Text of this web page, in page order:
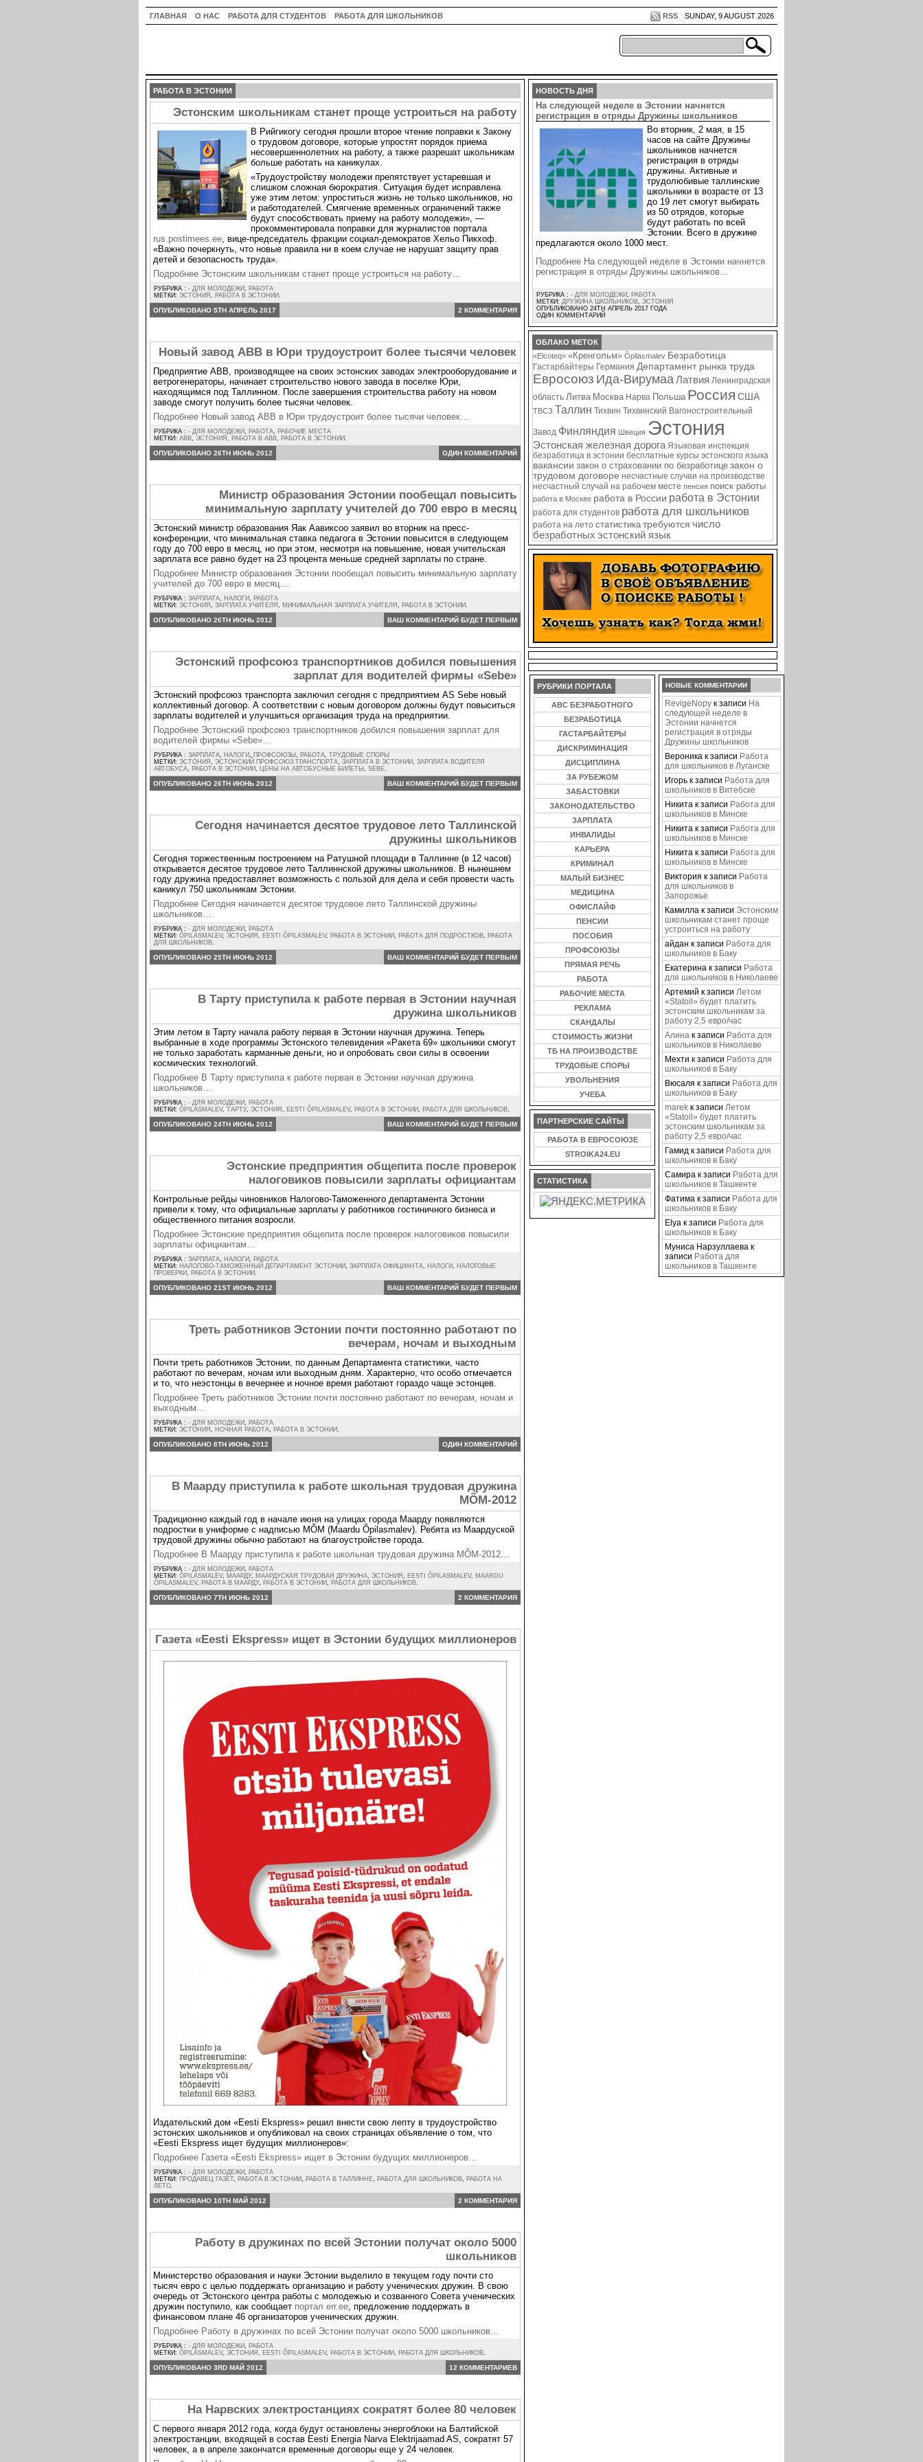
ГЛАВНАЯ О НАС РАБОТА ДЛЯ СТУДЕНТОВ РАБОТА ДЛЯ ШКОЛЬНИКОВ SUNDAY, 9 AUGUST 2026
RSS
РАБОТА В ЭСТОНИИ
Эстонским школьникам станет проще устроиться на работу
В Рийгикогу сегодня прошли второе чтение поправки к Закону
о трудовом договоре, которые упростят порядок приема
несовершеннолетних на работу, а также разрешат школьникам
больше работать на каникулах.
«Трудоустройству молодежи препятствует устаревшая и
слишком сложная бюрократия. Ситуация будет исправлена
уже этим летом: упроститься жизнь не только школьников, но
и работодателей. Смягчение временных ограничений также
будут способствовать приему на работу молодежи», —
прокомментировала поправки для журналистов портала
rus.postimees.ee, вице-председатель фракции социал-демократов Хельо Пикхоф.
«Важно почеркнуть, что новые правила ни в коем случае не нарушат защиту прав
детей и безопасность труда».
Подробнее Эстонским школьникам станет проще устроиться на работу…
РУБРИКА : - ДЛЯ МОЛОДЕЖИ, РАБОТА
МЕТКИ: ЭСТОНИЯ , РАБОТА В ЭСТОНИИ.
ОПУБЛИКОВАНО 5TH АПРЕЛЬ 2017 2 КОММЕНТАРИЯ
Новый завод ABB в Юри трудоустроит более тысячи человек
Предприятие ABB, производящее на своих эстонских заводах электрооборудование и
ветрогенераторы, начинает строительство нового завода в поселке Юри,
находящимся под Таллинном. После завершения строительства работу на новом
заводе смогут получить более тысячи человек.
Подробнее Новый завод ABB в Юри трудоустроит более тысячи человек…
РУБРИКА : - ДЛЯ МОЛОДЕЖИ, РАБОТА, РАБОЧИЕ МЕСТА
МЕТКИ: ABB, ЭСТОНИЯ , РАБОТА В ABB, РАБОТА В ЭСТОНИИ.
ОПУБЛИКОВАНО 26TH ИЮНЬ 2012 ОДИН КОММЕНТАРИЙ
Министр образования Эстонии пообещал повысить
минимальную зарплату учителей до 700 евро в месяц
Эстонский министр образования Яак Аавиксоо заявил во вторник на пресс-
конференции, что минимальная ставка педагога в Эстонии повысится в следующем
году до 700 евро в месяц, но при этом, несмотря на повышение, новая учительская
зарплата все равно будет на 23 процента меньше средней зарплаты по стране.
Подробнее Министр образования Эстонии пообещал повысить минимальную зарплату
учителей до 700 евро в месяц…
РУБРИКА : ЗАРПЛАТА, НАЛОГИ, РАБОТА
МЕТКИ: ЭСТОНИЯ , ЗАРПЛАТА УЧИТЕЛЯ , МИНИМАЛЬНАЯ ЗАРПЛАТА УЧИТЕЛЯ , РАБОТА В ЭСТОНИИ.
ОПУБЛИКОВАНО 26TH ИЮНЬ 2012 ВАШ КОММЕНТАРИЙ БУДЕТ ПЕРВЫМ
Эстонский профсоюз транспортников добился повышения
зарплат для водителей фирмы «Sebe»
Эстонский профсоюз транспорта заключил сегодня с предприятием AS Sebe новый
коллективный договор. А соответствии с новым договором должны будут повыситься
зарплаты водителей и улучшиться организация труда на предприятии.
Подробнее Эстонский профсоюз транспортников добился повышения зарплат для
водителей фирмы «Sebe»…
РУБРИКА : ЗАРПЛАТА, НАЛОГИ, ПРОФСОЮЗЫ , РАБОТА, ТРУДОВЫЕ СПОРЫ
МЕТКИ: ЭСТОНИЯ , ЭСТОНСКИЙ ПРОФСОЮЗ ТРАНСПОРТА, ЗАРПЛАТА В ЭСТОНИИ, ЗАРПЛАТА ВОДИТЕЛЯ
АВТОБУСА, РАБОТА В ЭСТОНИИ, ЦЕНЫ НА АВТОБУСНЫЕ БИЛЕТЫ , SEBE.
ОПУБЛИКОВАНО 26TH ИЮНЬ 2012 ВАШ КОММЕНТАРИЙ БУДЕТ ПЕРВЫМ
Сегодня начинается десятое трудовое лето Таллинской
дружины школьников
Сегодня торжественным построением на Ратушной площади в Таллинне (в 12 часов)
открывается десятое трудовое лето Таллиннской дружины школьников. В нынешнем
году дружина предоставляет возможность с пользой для дела и себя провести часть
каникул 750 школьникам Эстонии.
Подробнее Сегодня начинается десятое трудовое лето Таллинской дружины
школьников…
РУБРИКА : - ДЛЯ МОЛОДЕЖИ, РАБОТА
МЕТКИ: ÕPILASMALEV, ЭСТОНИЯ , EESTI ÕPILASMALEV, РАБОТА В ЭСТОНИИ, РАБОТА ДЛЯ ПОДРОСТКОВ, РАБОТА
ДЛЯ ШКОЛЬНИКОВ.
ОПУБЛИКОВАНО 25TH ИЮНЬ 2012 ВАШ КОММЕНТАРИЙ БУДЕТ ПЕРВЫМ
В Тарту приступила к работе первая в Эстонии научная
дружина школьников
Этим летом в Тарту начала работу первая в Эстонии научная дружина. Теперь
выбранные в ходе программы Эстонского телевидения «Ракета 69» школьники смогут
не только заработать карманные деньги, но и опробовать свои силы в освоении
космических технологий.
Подробнее В Тарту приступила к работе первая в Эстонии научная дружина
школьников…
РУБРИКА : - ДЛЯ МОЛОДЕЖИ, РАБОТА
МЕТКИ: ÕPILASMALEV, ТАРТУ, ЭСТОНИЯ , EESTI ÕPILASMALEV, РАБОТА В ЭСТОНИИ, РАБОТА ДЛЯ ШКОЛЬНИКОВ.
ОПУБЛИКОВАНО 24TH ИЮНЬ 2012 ВАШ КОММЕНТАРИЙ БУДЕТ ПЕРВЫМ
Эстонские предприятия общепита после проверок
налоговиков повысили зарплаты официантам
Контрольные рейды чиновников Налогово-Таможенного департамента Эстонии
привели к тому, что официальные зарплаты у работников гостиничного бизнеса и
общественного питания возросли.
Подробнее Эстонские предприятия общепита после проверок налоговиков повысили
зарплаты официантам…
РУБРИКА : ЗАРПЛАТА, НАЛОГИ, РАБОТА
МЕТКИ: НАЛОГОВО-ТАМОЖЕННЫЙ ДЕПАРТАМЕНТ ЭСТОНИИ, ЗАРПЛАТА ОФИЦИАНТА, НАЛОГИ, НАЛОГОВЫЕ
ПРОВЕРКИ, РАБОТА В ЭСТОНИИ.
ОПУБЛИКОВАНО 21ST ИЮНЬ 2012 ВАШ КОММЕНТАРИЙ БУДЕТ ПЕРВЫМ
Треть работников Эстонии почти постоянно работают по
вечерам, ночам и выходным
Почти треть работников Эстонии, по данным Департамента статистики, часто
работают по вечерам, ночам или выходным дням. Характерно, что особо отмечается
и то, что неэстонцы в вечернее и ночное время работают гораздо чаще эстонцев.
Подробнее Треть работников Эстонии почти постоянно работают по вечерам, ночам и
выходным…
РУБРИКА : - ДЛЯ МОЛОДЕЖИ, РАБОТА
МЕТКИ: ЭСТОНИЯ , НОЧНАЯ РАБОТА, РАБОТА В ЭСТОНИИ.
ОПУБЛИКОВАНО 8TH ИЮНЬ 2012 ОДИН КОММЕНТАРИЙ
В Маарду приступила к работе школьная трудовая дружина
MÕM-2012
Традиционно каждый год в начале июня на улицах города Маарду появляются
подростки в униформе с надписью MÕM (Maardu Õpilasmalev). Ребята из Маардуской
трудовой дружины обычно работают на благоустройстве города.
Подробнее В Маарду приступила к работе школьная трудовая дружина MÕM-2012…
РУБРИКА : - ДЛЯ МОЛОДЕЖИ, РАБОТА
МЕТКИ: ÕPILASMALEV, МААРДУ, МААРДУСКАЯ ТРУДОВАЯ ДРУЖИНА, ЭСТОНИЯ , EESTI ÕPILASMALEV, MAARDU
ÕPILASMALEV, РАБОТА В МААРДУ, РАБОТА В ЭСТОНИИ, РАБОТА ДЛЯ ШКОЛЬНИКОВ.
ОПУБЛИКОВАНО 7TH ИЮНЬ 2012 2 КОММЕНТАРИЯ
Газета «Eesti Ekspress» ищет в Эстонии будущих миллионеров
Издательский дом «Eesti Ekspress» решил внести свою лепту в трудоустройство
эстонских школьников и опубликовал на своих страницах объявление о том, что
«Eesti Ekspress ищет будущих миллионеров»:
Подробнее Газета «Eesti Ekspress» ищет в Эстонии будущих миллионеров…
РУБРИКА : - ДЛЯ МОЛОДЕЖИ, РАБОТА
МЕТКИ: ПРОДАВЕЦ ГАЗЕТ, РАБОТА В ЭСТОНИИ, РАБОТА В ТАЛЛИННЕ, РАБОТА ДЛЯ ШКОЛЬНИКОВ, РАБОТА НА
ЛЕТО.
ОПУБЛИКОВАНО 10TH МАЙ 2012 2 КОММЕНТАРИЯ
Работу в дружинах по всей Эстонии получат около 5000
школьников
Министерство образования и науки Эстонии выделило в текущем году почти сто
тысяч евро с целью поддержать организацию и работу ученических дружин. В свою
очередь от Эстонского центра работы с молодежью и созванного Совета ученических
дружин поступило, как сообщает портал err.ee, предложение поддержать в
финансовом плане 46 организаторов ученических дружин.
Подробнее Работу в дружинах по всей Эстонии получат около 5000 школьников…
РУБРИКА : - ДЛЯ МОЛОДЕЖИ, РАБОТА
МЕТКИ: ÕPILASMALEV, ЭСТОНИЯ , EESTI ÕPILASMALEV, РАБОТА В ЭСТОНИИ, РАБОТА ДЛЯ ШКОЛЬНИКОВ.
ОПУБЛИКОВАНО 3RD МАЙ 2012 12 КОММЕНТАРИЕВ
На Нарвских электростанциях сократят более 80 человек
С первого января 2012 года, когда будут остановлены энергоблоки на Балтийской
электростанции, входящей в состав Eesti Energia Narva Elektrijaamad AS, сократят 57
человек, а в апреле закончатся временные договоры еще у 24 человек.
НОВОСТЬ ДНЯ
На следующей неделе в Эстонии начнется
регистрация в отряды Дружины школьников
Во вторник, 2 мая, в 15
часов на сайте Дружины
школьников начнется
регистрация в отряды
дружины. Активные и
трудолюбивые таллинские
школьники в возрасте от 13
до 19 лет смогут выбирать
из 50 отрядов, которые
будут работать по всей
Эстонии. Всего в дружине
предлагаются около 1000 мест.
Подробнее На следующей неделе в Эстонии начнется
регистрация в отряды Дружины школьников…
РУБРИКА : - ДЛЯ МОЛОДЕЖИ, РАБОТА
МЕТКИ: ДРУЖИНА ШКОЛЬНИКОВ, ЭСТОНИЯ
ОПУБЛИКОВАНО 24TH АПРЕЛЬ 2017 ГОДА
ОДИН КОММЕНТАРИЙ
ОБЛАКО МЕТОК
«Elcoteq» «Кренгольм» Õpilasmalev Безработица
Гастарбайтеры Германия Департамент рынка труда
Евросоюз Ида-ВирумааЛатвия Ленинградская
область Литва Москва Нарва Польша Россия США
ТВСЗ Таллин Тихвин Тихвинский Вагоностроительный
Завод Финляндия Швеция Эстония
Эстонская железная дорога Языковая инспекция
безработица в эстонии бесплатные курсы эстонского языка
вакансии закон о страховании по безработице закон о
трудовом договоре несчастные случаи на производстве
несчастный случай на рабочем месте пенсия поиск работы
работа в Москве работа в России работа в Эстонии
работа для студентов работа для школьников
работа на лето статистика требуются число
безработных эстонский язык
НОВЫЕ КОММЕНТАРИИ
RevigeNopy к записи На
следующей неделе в
Эстонии начнется
регистрация в отряды
Дружины школьников
Вероника к записи Работа
для школьников в Луганске
Игорь к записи Работа для
школьников в Витебске
Никита к записи Работа для
школьников в Минске
Никита к записи Работа для
школьников в Минске
Никита к записи Работа для
школьников в Минске
Виктория к записи Работа
для школьников в
Запорожье
Камилла к записи Эстонским
школьникам станет проще
устроиться на работу
айдан к записи Работа для
школьников в Баку
Екатерина к записи Работа
для школьников в Николаеве
Артемий к записи Летом
«Statoil» будет платить
эстонским школьникам за
работу 2,5 евро/час
Алина к записи Работа для
школьников в Николаеве
Мехти к записи Работа для
школьников в Баку
Вюсаля к записи Работа для
школьников в Баку
marek к записи Летом
«Statoil» будет платить
эстонским школьникам за
работу 2,5 евро/час
Гамид к записи Работа для
школьников в Баку
Самира к записи Работа для
школьников в Ташкенте
Фатима к записи Работа для
школьников в Баку
Elya к записи Работа для
школьников в Баку
Муниса Нарзуллаева к
записи Работа для
школьников в Ташкенте
РУБРИКИ ПОРТАЛА
ABC БЕЗРАБОТНОГО
БЕЗРАБОТИЦА
ГАСТАРБАЙТЕРЫ
ДИСКРИМИНАЦИЯ
ДИСЦИПЛИНА
ЗА РУБЕЖОМ
ЗАБАСТОВКИ
ЗАКОНОДАТЕЛЬСТВО
ЗАРПЛАТА
ИНВАЛИДЫ
КАРЬЕРА
КРИМИНАЛ
МАЛЫЙ БИЗНЕС
МЕДИЦИНА
ОФИСЛАЙФ
ПЕНСИИ
ПОСОБИЯ
ПРОФСОЮЗЫ
ПРЯМАЯ РЕЧЬ
РАБОТА
РАБОЧИЕ МЕСТА
РЕКЛАМА
СКАНДАЛЫ
СТОИМОСТЬ ЖИЗНИ
ТБ НА ПРОИЗВОДСТВЕ
ТРУДОВЫЕ СПОРЫ
УВОЛЬНЕНИЯ
УЧЕБА
ПАРТНЕРСКИЕ САЙТЫ
РАБОТА В ЕВРОСОЮЗЕ
STROIKA24.EU
СТАТИСТИКА